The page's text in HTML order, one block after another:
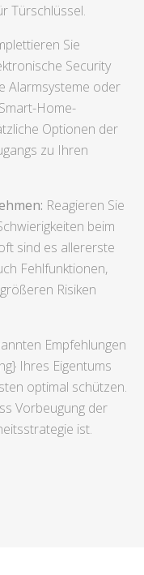
Türschlüssel.
Sie
Security
Alarmsysteme oder
Home-
Optionen der
zu Ihren
Reagieren Sie
beim
sind es allererste
Fehlfunktionen,
Risiken
Empfehlungen
Ihres Eigentums
optimal schützen.
Vorbeugung der
ist.